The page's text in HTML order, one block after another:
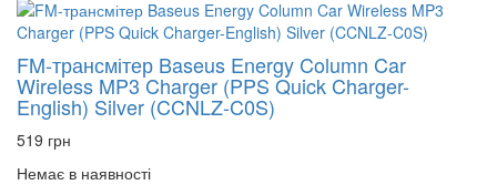
FM-трансмітер Baseus Energy Column Car
Wireless MP3 Charger (PPS Quick Charger-
English) Silver (CCNLZ-C0S)
519 грн
Немає в наявності